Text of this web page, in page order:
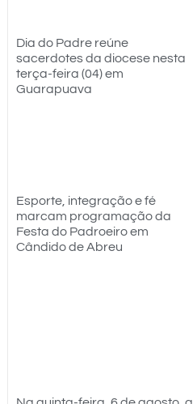
Dia do Padre reúne
sacerdotes da diocese nesta
terça-feira (04) em
Guarapuava
Esporte, integração e fé
marcam programação da
Festa do Padroeiro em
Cândido de Abreu